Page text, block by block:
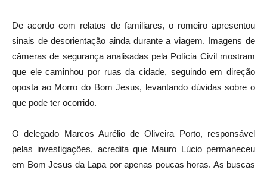
De acordo com relatos de familiares, o romeiro apresentou
sinais de desorientação ainda durante a viagem. Imagens de
câmeras de segurança analisadas pela Polícia Civil mostram
que ele caminhou por ruas da cidade, seguindo em direção
oposta ao Morro do Bom Jesus, levantando dúvidas sobre o
que pode ter ocorrido.
O delegado Marcos Aurélio de Oliveira Porto, responsável
pelas investigações, acredita que Mauro Lúcio permaneceu
em Bom Jesus da Lapa por apenas poucas horas. As buscas